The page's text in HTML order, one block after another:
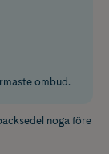
ombud.
noga före